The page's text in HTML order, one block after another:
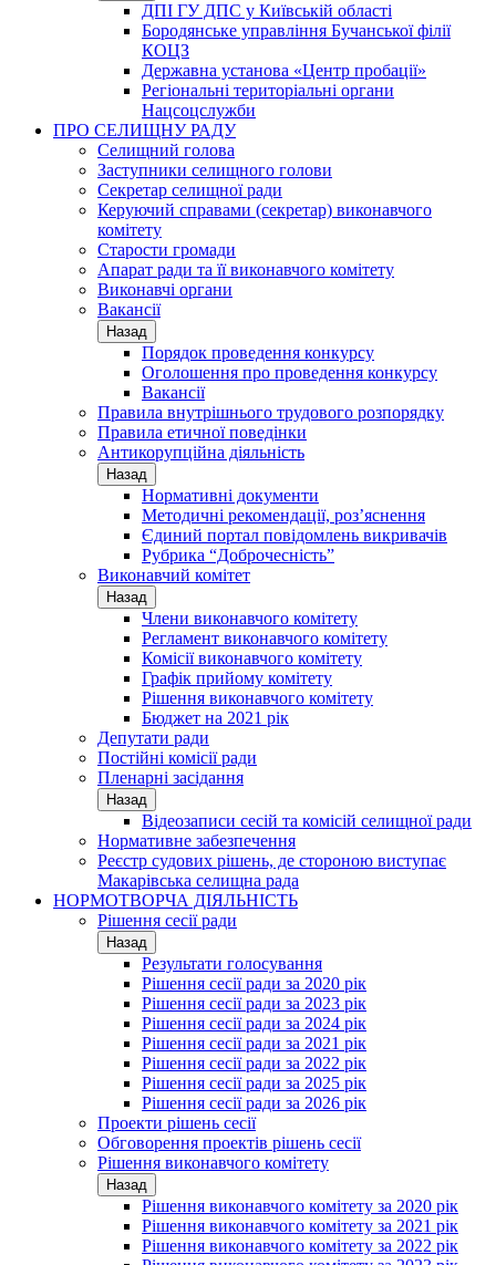
ДПІ ГУ ДПС у Київській області
Бородянське управління Бучанської філії
КОЦЗ
Державна установа «Центр пробації»
Регіональні територіальні органи
Нацсоцслужби
ПРО СЕЛИЩНУ РАДУ
Селищний голова
Заступники селищного голови
Секретар селищної ради
Керуючий справами (секретар) виконавчого
комітету
Старости громади
Апарат ради та її виконавчого комітету
Виконавчі органи
Вакансії
Назад
Порядок проведення конкурсу
Оголошення про проведення конкурсу
Вакансії
Правила внутрішнього трудового розпорядку
Правила етичної поведінки
Антикорупційна діяльність
Назад
Нормативні документи
Методичні рекомендації, роз’яснення
Єдиний портал повідомлень викривачів
Рубрика “Доброчесність”
Виконавчий комітет
Назад
Члени виконавчого комітету
Регламент виконавчого комітету
Комісії виконавчого комітету
Графік прийому комітету
Рішення виконавчого комітету
Бюджет на 2021 рік
Депутати ради
Постійні комісії ради
Пленарні засідання
Назад
Відеозаписи сесій та комісій селищної ради
Нормативне забезпечення
Реєстр судових рішень, де стороною виступає
Макарівська селищна рада
НОРМОТВОРЧА ДІЯЛЬНІСТЬ
Рішення сесії ради
Назад
Результати голосування
Рішення сесії ради за 2020 рік
Рішення сесії ради за 2023 рік
Рішення сесії ради за 2024 рік
Рішення сесії ради за 2021 рік
Рішення сесії ради за 2022 рік
Рішення сесії ради за 2025 рік
Рішення сесії ради за 2026 рік
Проекти рішень сесії
Обговорення проектів рішень сесії
Рішення виконавчого комітету
Назад
Рішення виконавчого комітету за 2020 рік
Рішення виконавчого комітету за 2021 рік
Рішення виконавчого комітету за 2022 рік